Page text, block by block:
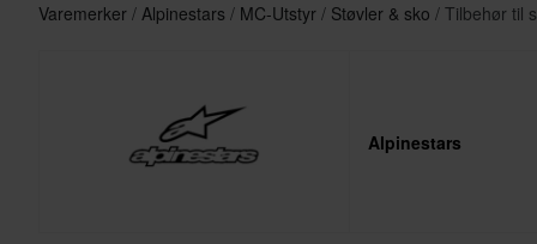
Varemerker Alpinestars MC-Utstyr Støvler & sko Tilbehør til
Alpinestars